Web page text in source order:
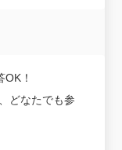
！
どなたでも参